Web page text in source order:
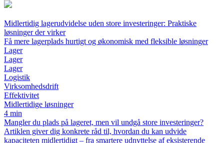
Midlertidig lagerudvidelse uden store investeringer: Praktiske
løsninger der virker
Få mere lagerplads hurtigt og økonomisk med fleksible løsninger
Lager
Lager
Lager
Logistik
Virksomhedsdrift
Effektivitet
Midlertidige løsninger
4 min
Mangler du plads på lageret, men vil undgå store investeringer?
Artiklen giver dig konkrete råd til, hvordan du kan udvide
kapaciteten midlertidigt – fra smartere udnyttelse af eksisterende